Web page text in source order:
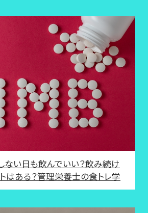
ない日も飲んでいい？飲み続け
はある？管理栄養士の食トレ学